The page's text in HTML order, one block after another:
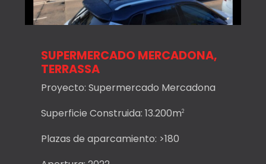
SUPERMERCADO MERCADONA,
TERRASSA
Proyecto: Supermercado Mercadona
Superficie Construida: 13.200m2
Plazas de aparcamiento: >180